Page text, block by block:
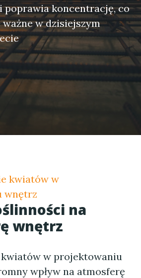
poprawia koncentrację, co
w dzisiejszym
kwiatów w
wnętrz
na
wnętrz
w projektowaniu
wpływ na atmosferę